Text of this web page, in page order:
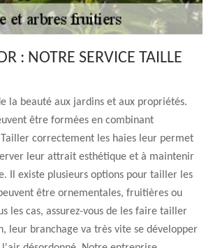
: NOTRE SERVICE TAILLE
la beauté aux jardins et aux propriétés.
être formées en combinant
correctement les haies leur permet
leur attrait esthétique et à maintenir
Il existe plusieurs options pour tailler les
être ornementales, fruitières ou
les cas, assurez-vous de les faire tailler
leur branchage va très vite se développer